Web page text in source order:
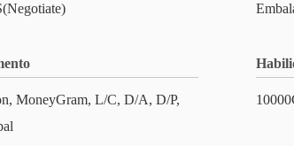
MoneyGram, L/C, D/A, D/P,